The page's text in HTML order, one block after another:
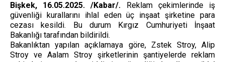
Bişkek, 16.05.2025. /Kabar/. Reklam çekimlerinde iş
güvenliği kurallarını ihlal eden üç inşaat şirketine para
cezası kesildi. Bu durum Kırgız Cumhuriyeti İnşaat
Bakanlığı tarafından bildirildi.
Bakanlıktan yapılan açıklamaya göre, Zstek Stroy, Alip
Stroy ve Aalam Stroy şirketlerinin şantiyelerde reklam